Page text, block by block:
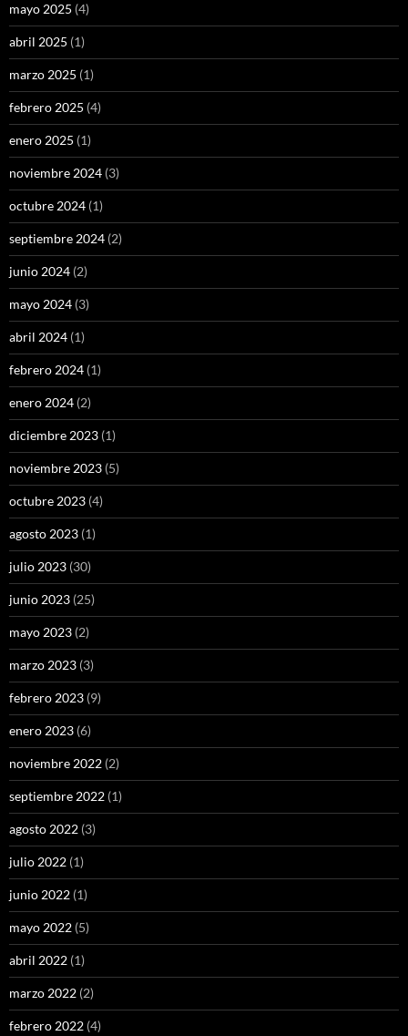
mayo 2025 (4)
abril 2025 (1)
marzo 2025 (1)
febrero 2025 (4)
enero 2025 (1)
noviembre 2024 (3)
octubre 2024 (1)
septiembre 2024 (2)
junio 2024 (2)
mayo 2024 (3)
abril 2024 (1)
febrero 2024 (1)
enero 2024 (2)
diciembre 2023 (1)
noviembre 2023 (5)
octubre 2023 (4)
agosto 2023 (1)
julio 2023 (30)
junio 2023 (25)
mayo 2023 (2)
marzo 2023 (3)
febrero 2023 (9)
enero 2023 (6)
noviembre 2022 (2)
septiembre 2022 (1)
agosto 2022 (3)
julio 2022 (1)
junio 2022 (1)
mayo 2022 (5)
abril 2022 (1)
marzo 2022 (2)
febrero 2022 (4)